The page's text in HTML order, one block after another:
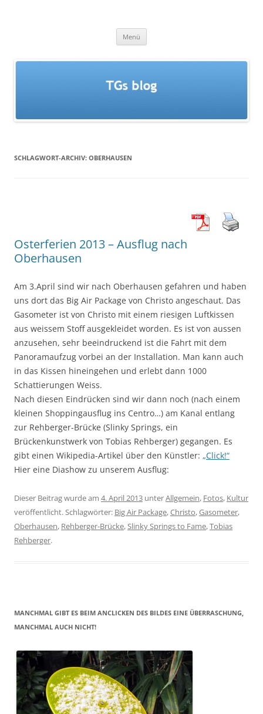
Menü
SCHLAGWORT-ARCHIV: OBERHAUSEN
Osterferien 2013 – Ausflug nach
Oberhausen
Am 3.April sind wir nach Oberhausen gefahren und haben
uns dort das Big Air Package von Christo angeschaut. Das
Gasometer ist von Christo mit einem riesigen Luftkissen
aus weissem Stoff ausgekleidet worden. Es ist von aussen
anzusehen, sehr beeindruckend ist die Fahrt mit dem
Panoramaufzug vorbei an der Installation. Man kann auch
in das Kissen hineingehen und erlebt dann 1000
Schattierungen Weiss.
Nach diesen Eindrücken sind wir dann noch (nach einem
kleinen Shoppingausflug ins Centro…) am Kanal entlang
zur Rehberger-Brücke (Slinky Springs, ein
Brückenkunstwerk von Tobias Rehberger) gegangen. Es
gibt einen Wikipedia-Artikel über den Künstler: „Click!“
Hier eine Diashow zu unserem Ausflug:
Dieser Beitrag wurde am 4. April 2013 unterAllgemein, Fotos, Kultur
veröffentlicht. Schlagwörter: Big Air Package,Christo,Gasometer,
Oberhausen, Rehberger-Brücke,Slinky Springs to Fame,Tobias
Rehberger.
MANCHMAL GIBT ES BEIM ANCLICKEN DES BILDES EINE ÜBERRASCHUNG,
MANCHMAL AUCH NICHT!